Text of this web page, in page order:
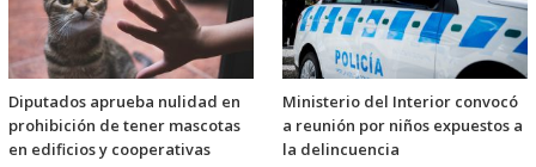
Diputados aprueba nulidad en
prohibición de tener mascotas
en edificios y cooperativas
Ministerio del Interior convocó
a reunión por niños expuestos a
la delincuencia